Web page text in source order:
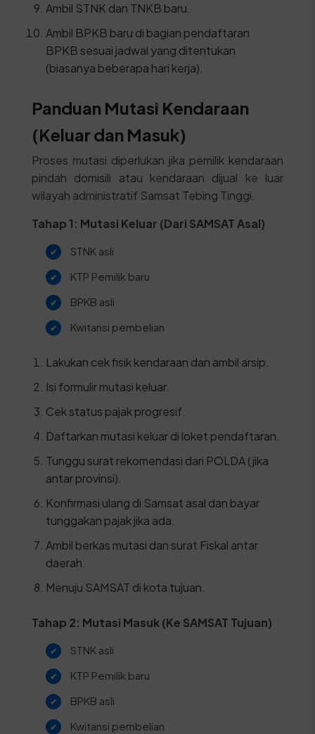
Ambil STNK dan TNKB baru.
Ambil BPKB baru di bagian pendaftaran
BPKB sesuai jadwal yang ditentukan
(biasanya beberapa hari kerja).
Panduan Mutasi Kendaraan
(Keluar dan Masuk)
Proses mutasi diperlukan jika pemilik kendaraan
pindah domisili atau kendaraan dijual ke luar
wilayah administratif Samsat Tebing Tinggi.
Tahap 1: Mutasi Keluar (Dari SAMSAT Asal)
STNK asli
KTP Pemilik baru
BPKB asli
Kwitansi pembelian
Lakukan cek fisik kendaraan dan ambil arsip.
Isi formulir mutasi keluar.
Cek status pajak progresif.
Daftarkan mutasi keluar di loket pendaftaran.
Tunggu surat rekomendasi dari POLDA (jika
antar provinsi).
Konfirmasi ulang di Samsat asal dan bayar
tunggakan pajak jika ada.
Ambil berkas mutasi dan surat Fiskal antar
daerah.
Menuju SAMSAT di kota tujuan.
Tahap 2: Mutasi Masuk (Ke SAMSAT Tujuan)
STNK asli
KTP Pemilik baru
BPKB asli
Kwitansi pembelian